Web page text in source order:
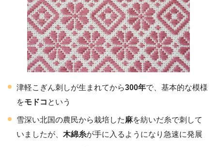
津軽こぎん刺しが生まれてから300年で、基本的な模様
をモドコ という
雪深い北国の農民から栽培した麻を紡いだ糸で刺して
いましたが、 木綿糸が手に入るようになり急速に発展